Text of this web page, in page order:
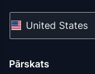
Pārskats
United States